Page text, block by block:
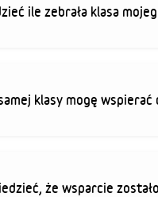
ile zebrała klasa
klasy mogę wspierać
że wsparcie